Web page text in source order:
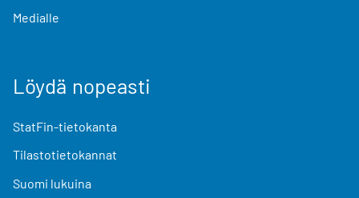
Medialle
Löydä nopeasti
StatFin-tietokanta
Tilastotietokannat
Suomi lukuina